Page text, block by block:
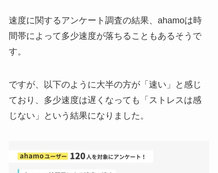
速度に関するアンケート調査の結果、ahamoは時
間帯によって多少速度が落ちることもあるそうで
す。
ですが、以下のように大半の方が「速い」と感じ
ており、多少速度は遅くなっても「ストレスは感
じない」という結果になりました。